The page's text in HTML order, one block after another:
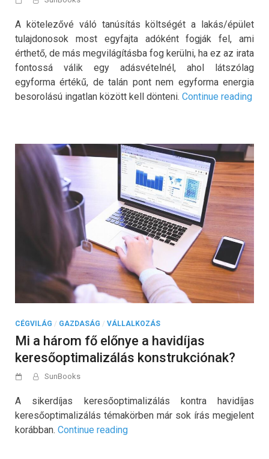
A kötelezővé váló tanúsítás költségét a lakás/épület
tulajdonosok most egyfajta adóként fogják fel, ami
érthető, de más megvilágításba fog kerülni, ha ez az irata
fontossá válik egy adásvételnél, ahol látszólag
egyforma értékű, de talán pont nem egyforma energia
besorolású ingatlan között kell dönteni. Continue reading
CÉGVILÁG / GAZDASÁG / VÁLLALKOZÁS
Mi a három fő előnye a havidíjas
keresőoptimalizálás konstrukciónak?
SunBooks
A sikerdíjas keresőoptimalizálás kontra havidíjas
keresőoptimalizálás témakörben már sok írás megjelent
korábban. Continue reading„Mi